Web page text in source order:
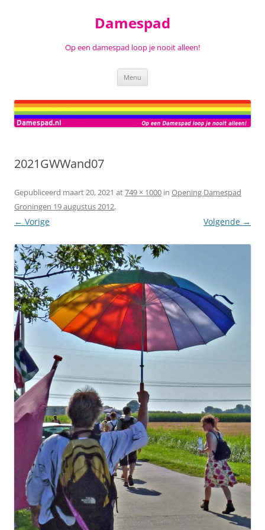
Damespad
Op een damespad loop je nooit alleen!
Menu
2021GWWand07
Gepubliceerd maart 20, 2021 at749 × 1000 in Opening Damespad
Groningen 19 augustus 2012.
← Vorige Volgende →